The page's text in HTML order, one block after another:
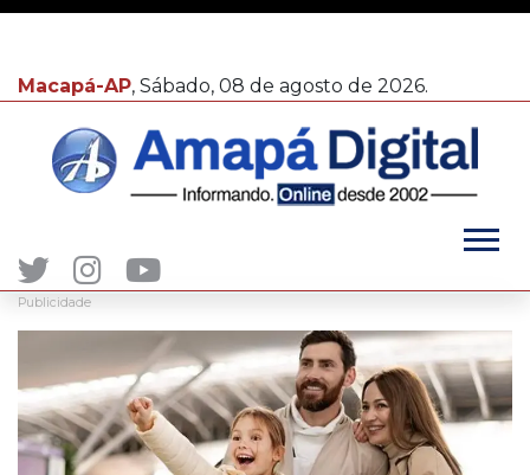
Macapá-AP, Sábado, 08 de agosto de 2026.
Publicidade